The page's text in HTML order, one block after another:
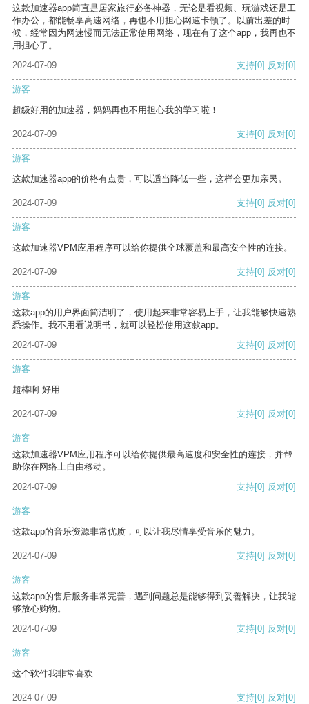
这款加速器app简直是居家旅行必备神器，无论是看视频、玩游戏还是工
作办公，都能畅享高速网络，再也不用担心网速卡顿了。以前出差的时
候，经常因为网速慢而无法正常使用网络，现在有了这个app，我再也不
用担心了。
2024-07-09
支持[0] 反对[0]
游客
超级好用的加速器，妈妈再也不用担心我的学习啦！
2024-07-09 支持[0] 反对[0]
游客
这款加速器app的价格有点贵，可以适当降低一些，这样会更加亲民。
2024-07-09 支持[0] 反对[0]
游客
这款加速器VPM应用程序可以给你提供全球覆盖和最高安全性的连接。
2024-07-09 支持[0] 反对[0]
游客
这款app的用户界面简洁明了，使用起来非常容易上手，让我能够快速熟
悉操作。我不用看说明书，就可以轻松使用这款app。
2024-07-09
支持[0] 反对[0]
游客
超棒啊 好用
2024-07-09 支持[0] 反对[0]
游客
这款加速器VPM应用程序可以给你提供最高速度和安全性的连接，并帮
助你在网络上自由移动。
2024-07-09
支持[0] 反对[0]
游客
这款app的音乐资源非常优质，可以让我尽情享受音乐的魅力。
2024-07-09 支持[0] 反对[0]
游客
这款app的售后服务非常完善，遇到问题总是能够得到妥善解决，让我能
够放心购物。
2024-07-09
支持[0] 反对[0]
游客
这个软件我非常喜欢
2024-07-09 支持[0] 反对[0]